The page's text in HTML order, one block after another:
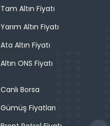
Tam Altın Fiyatı
Yarım Altın Fiyatı
Ata Altın Fiyatı
Altın ONS Fiyatı
Canlı Borsa
Gümüş Fiyatları